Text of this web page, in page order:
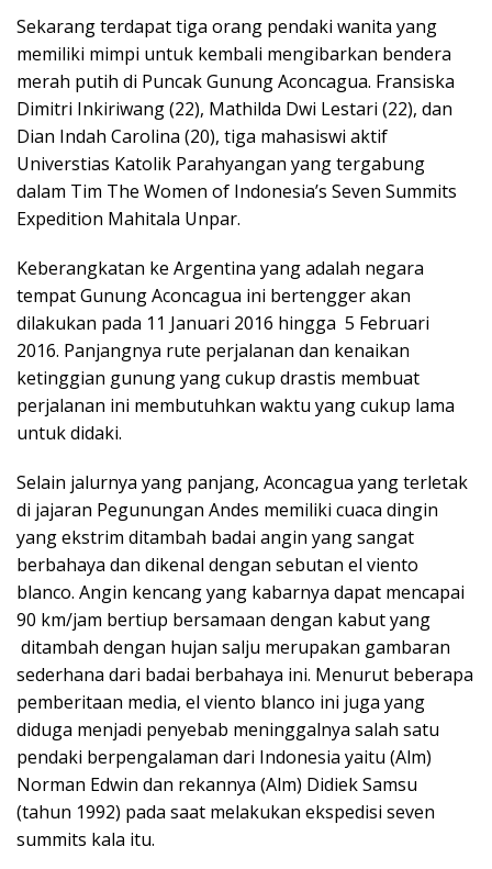
Sekarang terdapat tiga orang pendaki wanita yang
memiliki mimpi untuk kembali mengibarkan bendera
merah putih di Puncak Gunung Aconcagua. Fransiska
Dimitri Inkiriwang (22), Mathilda Dwi Lestari (22), dan
Dian Indah Carolina (20), tiga mahasiswi aktif
Universtias Katolik Parahyangan yang tergabung
dalam Tim The Women of Indonesia’s Seven Summits
Expedition Mahitala Unpar.
Keberangkatan ke Argentina yang adalah negara
tempat Gunung Aconcagua ini bertengger akan
dilakukan pada 11 Januari 2016 hingga 5 Februari
2016. Panjangnya rute perjalanan dan kenaikan
ketinggian gunung yang cukup drastis membuat
perjalanan ini membutuhkan waktu yang cukup lama
untuk didaki.
Selain jalurnya yang panjang, Aconcagua yang terletak
di jajaran Pegunungan Andes memiliki cuaca dingin
yang ekstrim ditambah badai angin yang sangat
berbahaya dan dikenal dengan sebutan el viento
blanco. Angin kencang yang kabarnya dapat mencapai
90 km/jam bertiup bersamaan dengan kabut yang
ditambah dengan hujan salju merupakan gambaran
sederhana dari badai berbahaya ini. Menurut beberapa
pemberitaan media, el viento blanco ini juga yang
diduga menjadi penyebab meninggalnya salah satu
pendaki berpengalaman dari Indonesia yaitu (Alm)
Norman Edwin dan rekannya (Alm) Didiek Samsu
(tahun 1992) pada saat melakukan ekspedisi seven
summits kala itu.